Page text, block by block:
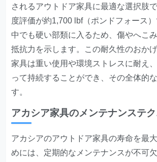
されるアウトドア家具に最適な選択肢
度評価が約1,700 lbf（ポンドフォース
中でも硬い部類に入るため、傷やへこ
抵抗力を示します。この耐久性のおか
家具は重い使用や環境ストレスに耐え
って持続することができ、その全体的
す。
アカシア家具のメンテナンステ
アカシアのアウトドア家具の寿命を最
めには、定期的なメンテナンスが不可